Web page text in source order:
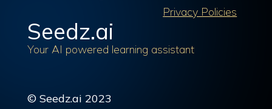
Privacy Policies
Seedz.ai
Your AI powered learning assistant
© Seedz.ai 2023